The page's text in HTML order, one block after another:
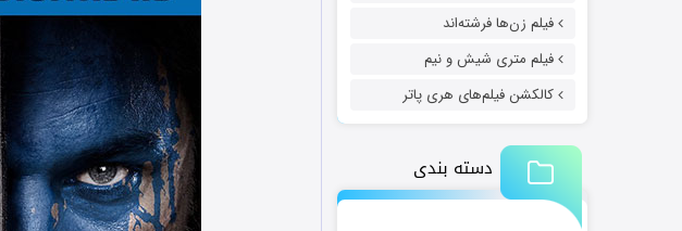
فیلم زن‌ها فرشته‌اند
فیلم متری شیش و نیم
کالکشن فیلم‌های هری پاتر
دسته بندی